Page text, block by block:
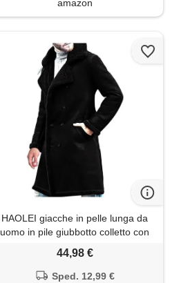
amazon
HAOLEI giacche in pelle lunga da
uomo in pile giubbotto colletto con
risvolto imbottito aviatore cappotto
in finta di montone cappotti in
morbida pelle di pecora vintage
44,98 €
Sped. 12,99 €